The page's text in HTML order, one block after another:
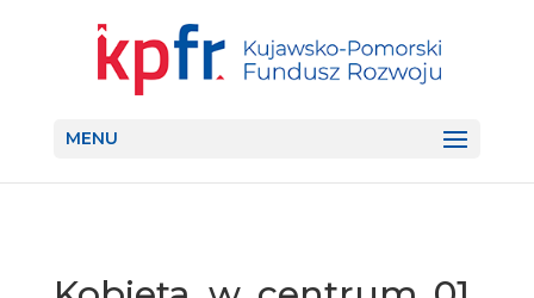
MENU